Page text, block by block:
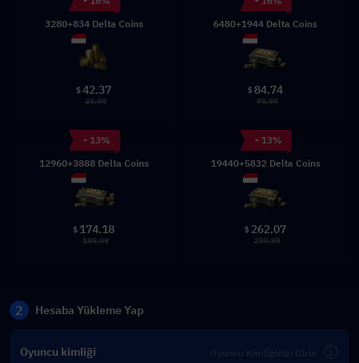
3280+834 Delta Coins
$42.37
49.99
6480+1944 Delta Coins
$ 84.74
99.99
- 13%
12960+3888 Delta Coins
$ 174.18
199.99
- 13%
19440+5832 Delta Coins
$ 262.07
299.99
2 Hesaba Yükleme Yap
Oyuncu kimliği